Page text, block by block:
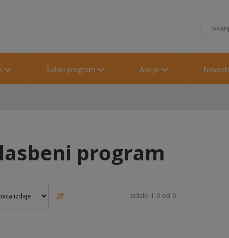
Šolski program Akcije Novosti
program
Izdelki 1-0 od 0